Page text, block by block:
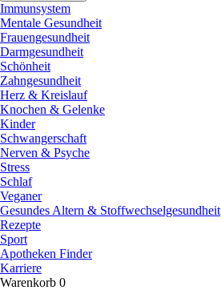
Immunsystem
Mentale Gesundheit
Frauengesundheit
Darmgesundheit
Schönheit
Zahngesundheit
Herz & Kreislauf
Knochen & Gelenke
Kinder
Schwangerschaft
Nerven & Psyche
Stress
Schlaf
Veganer
Gesundes Altern & Stoffwechselgesundheit
Rezepte
Sport
Apotheken Finder
Karriere
Warenkorb 0